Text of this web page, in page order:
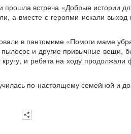
встреча «Добрые истории
а вместе с героями искали
в пантомиме «Помоги маме
и другие привычные вещи,
и ребята на ходу
по-настоящему семейной и